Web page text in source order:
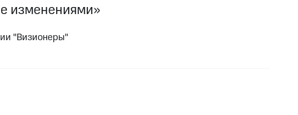
изменениями»
"Визионеры"